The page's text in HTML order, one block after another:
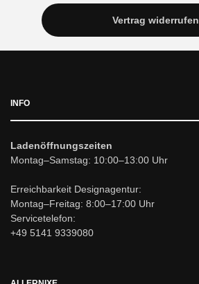
Vertrag widerrufen
INFO
Ladenöffnungszeiten
Montag–Samstag: 10:00–13:00 Uhr
Erreichbarkeit Designagentur:
Montag–Freitag: 8:00–17:00 Uhr
Servicetelefon:
+49 5141 9339080